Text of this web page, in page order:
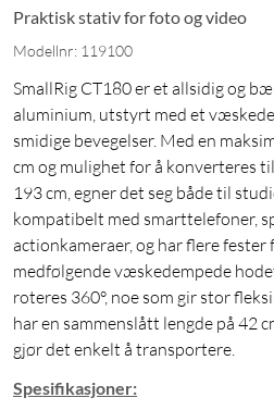
Praktisk stativ for foto og video
Modellnr: 119100
SmallRig CT180 er et allsidig og
aluminium, utstyrt med et
smidige bevegelser. Med en
cm og mulighet for å konverteres
193 cm, egner det seg både til
kompatibelt med smarttelefoner,
actionkameraer, og har flere
medfølgende væskedempede
roteres 360°, noe som gir stor
har en sammenslått lengde på 42
gjør det enkelt å transportere.
Spesifikasjoner: